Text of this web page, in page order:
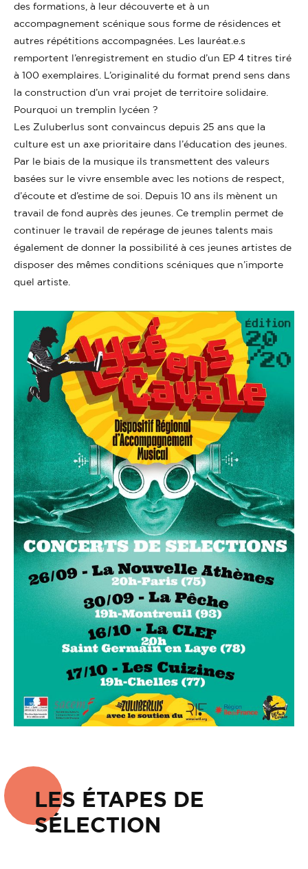
des formations, à leur découverte et à un
accompagnement scénique sous forme de résidences et
autres répétitions accompagnées. Les lauréat.e.s
remportent l’enregistrement en studio d’un EP 4 titres tiré
à 100 exemplaires. L’originalité du format prend sens dans
la construction d’un vrai projet de territoire solidaire.
Pourquoi un tremplin lycéen ?
Les Zuluberlus sont convaincus depuis 25 ans que la
culture est un axe prioritaire dans l’éducation des jeunes.
Par le biais de la musique ils transmettent des valeurs
basées sur le vivre ensemble avec les notions de respect,
d’écoute et d’estime de soi. Depuis 10 ans ils mènent un
travail de fond auprès des jeunes. Ce tremplin permet de
continuer le travail de repérage de jeunes talents mais
également de donner la possibilité à ces jeunes artistes de
disposer des mêmes conditions scéniques que n’importe
quel artiste.
LES ÉTAPES DE
SÉLECTION